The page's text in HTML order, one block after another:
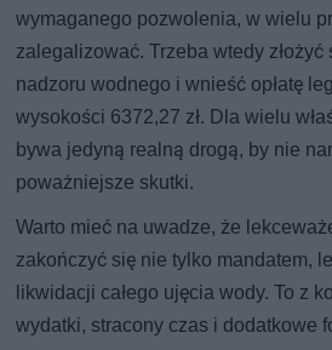
wymaganego pozwolenia, w wielu
zalegalizować. Trzeba wtedy
nadzoru wodnego i wnieść opłatę
wysokości 6372,27 zł. Dla wielu
bywa jedyną realną drogą, by nie
poważniejsze skutki.
Warto mieć na uwadze, że
zakończyć się nie tylko mandatem,
likwidacji całego ujęcia wody. To z
wydatki, stracony czas i dodatkowe